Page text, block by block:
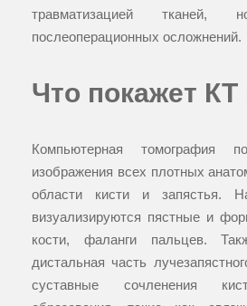
травматизацией
послеоперационных осложнений.
Что покажет КТ
Компьютерная томография
изображения всех плотных
области кисти и запястья.
визуализируются пястные и
кости, фаланги пальцев.
дистальная часть
суставные сочленения